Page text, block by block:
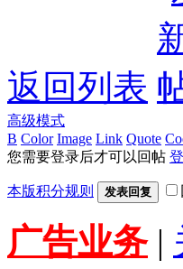
返回列表
高级模式
B Color Image Link Quote
您需要登录后才可以回帖
本版积分规则 发表回复
广告业务|